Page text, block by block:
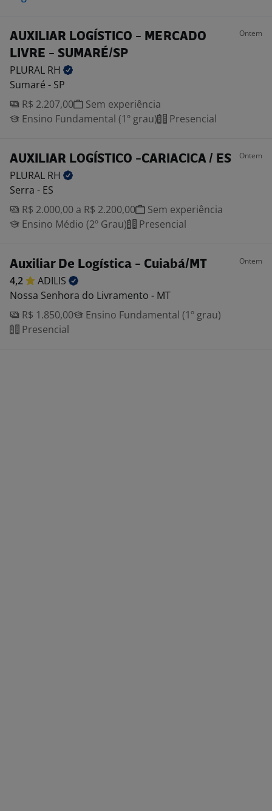
AUXILIAR LOGÍSTICO - MERCADO
LIVRE - SUMARÉ/SP
Ontem
PLURAL RH
Sumaré - SP
R$ 2.207,00
Sem experiência
Ensino Fundamental (1º grau)
Presencial
AUXILIAR LOGÍSTICO -CARIACICA / ES Ontem
PLURAL RH
Serra - ES
R$ 2.000,00 a R$ 2.200,00
Sem experiência
Ensino Médio (2º Grau)
Presencial
Auxiliar De Logística - Cuiabá/MT Ontem
4,2
ADILIS
Nossa Senhora do Livramento - MT
R$ 1.850,00
Ensino Fundamental (1º grau)
Presencial